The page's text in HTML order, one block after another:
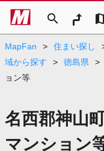
search
MapFan > 住まい探し
域から探す
> 徳島県 >
ョン等
名西郡神山
マンション